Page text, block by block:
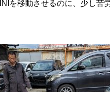
を移動させるのに、少し苦